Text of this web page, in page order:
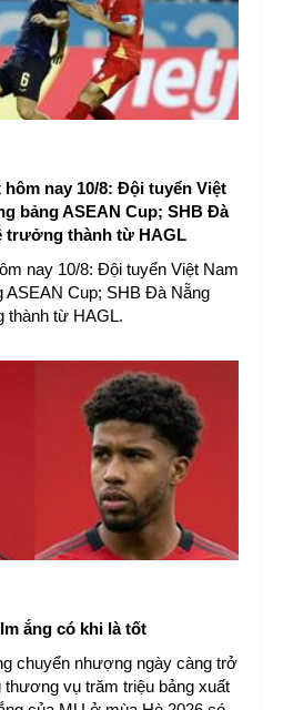
nay 10/8: Đội tuyển Việt
bảng ASEAN Cup; SHB Đà
trưởng thành từ HAGL
nay 10/8: Đội tuyển Việt Nam
ASEAN Cup; SHB Đà Nẵng
thành từ HAGL.
ắng có khi là tốt
chuyển nhượng ngày càng trở
vụ trăm triệu bảng xuất